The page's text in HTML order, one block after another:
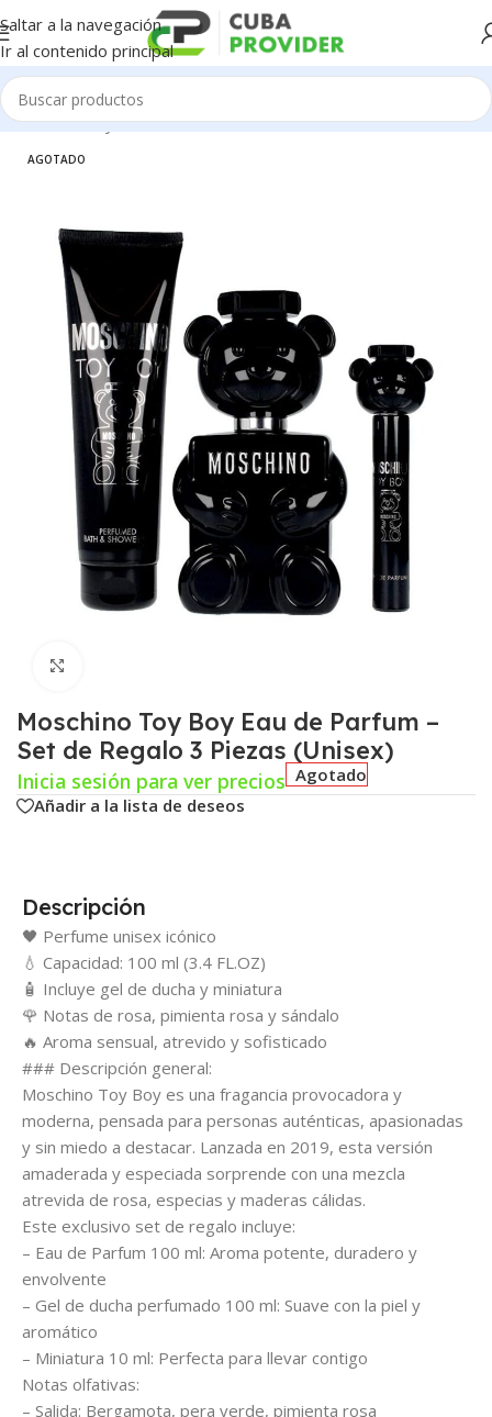
Saltar a la navegación
Ir al contenido principal
Inicio/Salud y Cuidado Personal/Perfumeria
AGOTADO
Moschino Toy Boy Eau de Parfum –
Set de Regalo 3 Piezas (Unisex)
Inicia sesión para ver precios Agotado
Añadir a la lista de deseos
Descripción
🖤 Perfume unisex icónico
💧 Capacidad: 100 ml (3.4 FL.OZ)
🧴 Incluye gel de ducha y miniatura
🌹 Notas de rosa, pimienta rosa y sándalo
🔥 Aroma sensual, atrevido y sofisticado
### Descripción general:
Moschino Toy Boy es una fragancia provocadora y
moderna, pensada para personas auténticas, apasionadas
y sin miedo a destacar. Lanzada en 2019, esta versión
amaderada y especiada sorprende con una mezcla
atrevida de rosa, especias y maderas cálidas.
Este exclusivo set de regalo incluye:
– Eau de Parfum 100 ml: Aroma potente, duradero y
envolvente
– Gel de ducha perfumado 100 ml: Suave con la piel y
aromático
– Miniatura 10 ml: Perfecta para llevar contigo
Notas olfativas:
– Salida: Bergamota, pera verde, pimienta rosa